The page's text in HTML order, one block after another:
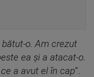
o. Am crezut
ea și a atacat-o.
a avut el în cap”.